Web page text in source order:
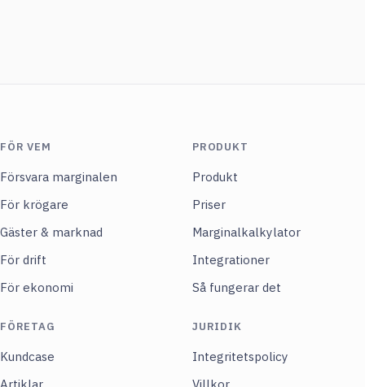
FÖR VEM
Försvara marginalen
För krögare
Gäster & marknad
För drift
För ekonomi
PRODUKT
Produkt
Priser
Marginalkalkylator
Integrationer
Så fungerar det
FÖRETAG
Kundcase
JURIDIK
Integritetspolicy